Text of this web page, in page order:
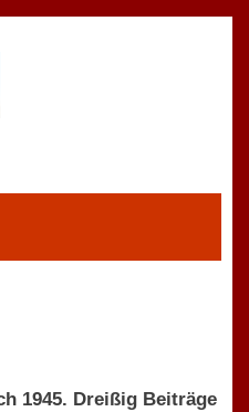
1945. Dreißig Beiträge